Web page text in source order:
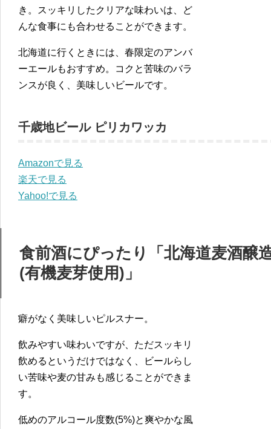
き。スッキリしたクリアな味わいは、ど
んな食事にも合わせることができます。
北海道に行くときには、春限定のアンバ
ーエールもおすすめ。コクと苦味のバラ
ンスが良く、美味しいビールです。
千歳地ビール ピリカワッカ
Amazonで見る
楽天で見る
Yahoo!で見る
食前酒にぴったり「北海道麦酒醸
(有機麦芽使用)」
癖がなく美味しいピルスナー。
飲みやすい味わいですが、ただスッキリ
飲めるというだけではなく、ビールらし
い苦味や麦の甘みも感じることができま
す。
低めのアルコール度数(5%)と爽やかな風